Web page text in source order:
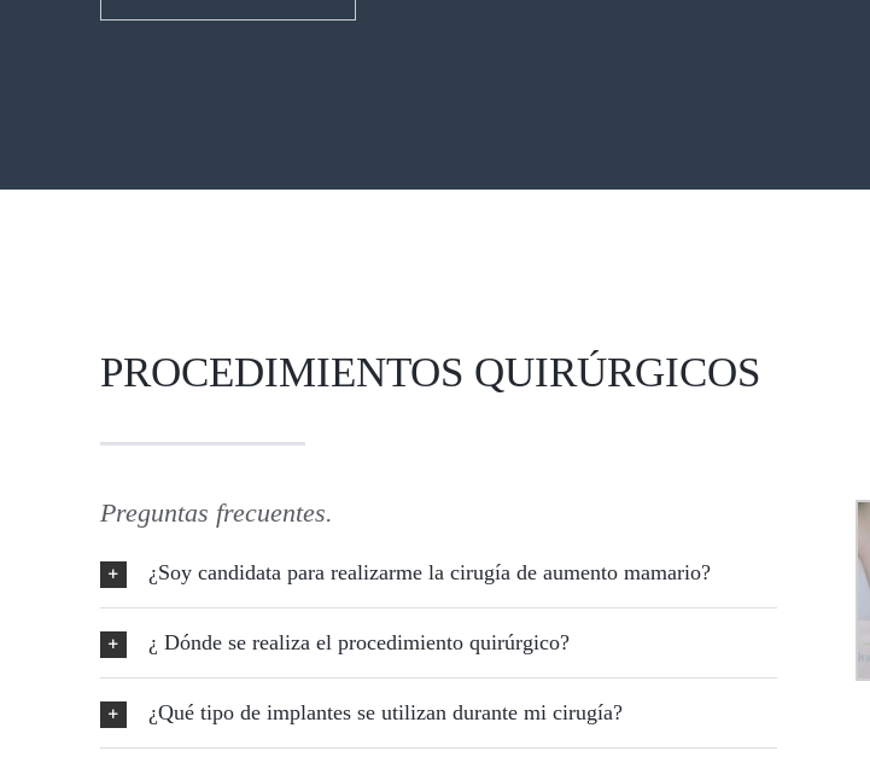
PROCEDIMIENTOS QUIRÚRGICOS
Preguntas frecuentes.
¿Soy candidata para realizarme la cirugía de aumento mamario?
¿ Dónde se realiza el procedimiento quirúrgico?
¿Qué tipo de implantes se utilizan durante mi cirugía?